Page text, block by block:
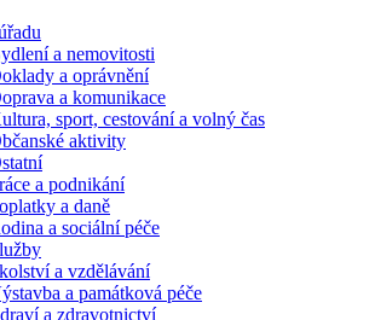
a nemovitosti
a oprávnění
a komunikace
sport, cestování a volný čas
aktivity
a podnikání
a daně
a sociální péče
a vzdělávání
a památková péče
a zdravotnictví